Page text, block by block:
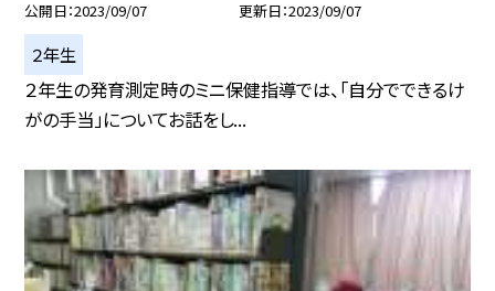
公開日 2023/09/07 更新日 2023/09/07
２年生
２年生の発育測定時のミニ保健指導では、「自分でできるけ
がの手当」についてお話をし...